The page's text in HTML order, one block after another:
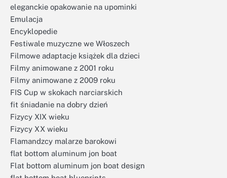
eleganckie opakowanie na upominki
Emulacja
Encyklopedie
Festiwale muzyczne we Włoszech
Filmowe adaptacje książek dla dzieci
Filmy animowane z 2001 roku
Filmy animowane z 2009 roku
FIS Cup w skokach narciarskich
fit śniadanie na dobry dzień
Fizycy XIX wieku
Fizycy XX wieku
Flamandzcy malarze barokowi
flat bottom aluminum jon boat
Flat bottom aluminum jon boat design